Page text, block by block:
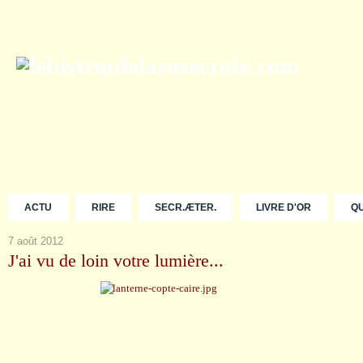
ACTU RIRE SECR.ÆTER. LIVRE D'OR
7 août 2012
J'ai vu de loin votre lumière...